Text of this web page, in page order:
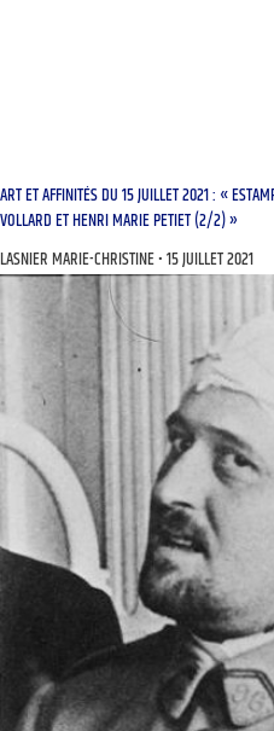
ART ET AFFINITÉS DU 15 JUILLET 2021 : «
VOLLARD ET HENRI MARIE PETIET (2/2) »
LASNIER MARIE-CHRISTINE 15 JUILLET 2021